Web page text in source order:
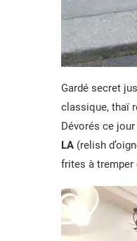
Gardé secret
classique, thaï
Dévorés ce
LA (relish
frites à tremper